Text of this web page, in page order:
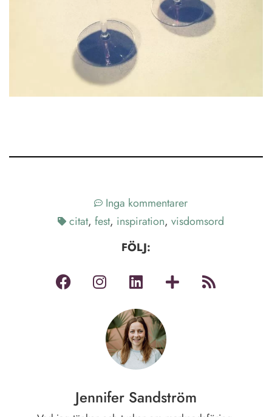
Inga kommentarer
citat, fest, inspiration, visdomsord
FÖLJ:
Jennifer Sandström